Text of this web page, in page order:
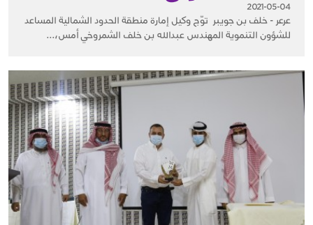
2021-05-04
عرعر - خلف بن جويبر توّج وكيل إمارة منطقة الحدود الشمالية المساعد
للشؤون التنموية المهندس عبدالله بن خلف الشمروخي أمس،...